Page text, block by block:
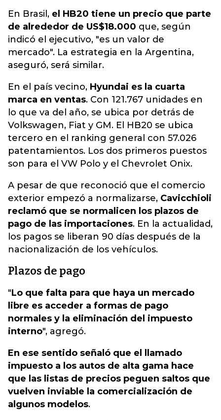
En Brasil, el HB20 tiene un precio que parte
de alrededor de US$18.000 que, según
indicó el ejecutivo, "es un valor de
mercado". La estrategia en la Argentina,
aseguró, será similar.
En el país vecino, Hyundai es la cuarta
marca en ventas. Con 121.767 unidades en
lo que va del año, se ubica por detrás de
Volkswagen, Fiat y GM. El HB20 se ubica
tercero en el ranking general con 57.026
patentamientos. Los dos primeros puestos
son para el VW Polo y el Chevrolet Onix.
A pesar de que reconoció que el comercio
exterior empezó a normalizarse, Cavicchioli
reclamó que se normalicen los plazos de
pago de las importaciones. En la actualidad,
los pagos se liberan 90 días después de la
nacionalización de los vehículos.
Plazos de pago
"Lo que falta para que haya un mercado
libre es acceder a formas de pago
normales y la eliminación del impuesto
interno", agregó.
En ese sentido señaló que el llamado
impuesto a los autos de alta gama hace
que las listas de precios peguen saltos que
vuelven inviable la comercialización de
algunos modelos.